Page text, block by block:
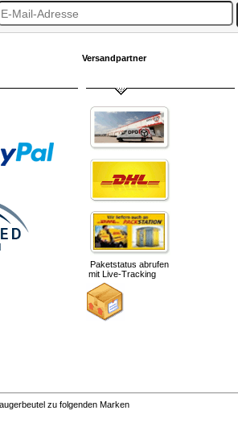
Versandpartner
Paketstatus abrufen
mit Live-Tracking
zu folgenden Marken